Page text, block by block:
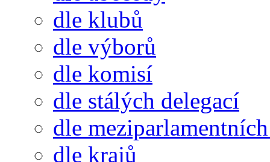
dle klubů
dle výborů
dle komisí
dle stálých delegací
dle
dle krajů